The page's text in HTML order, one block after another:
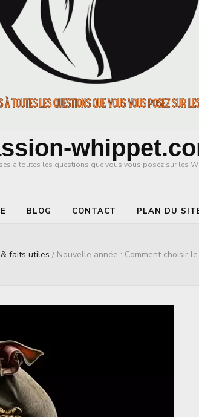
à toutes les questions que vous vous posez sur les
BLOG CONTACT PLAN DU
faits utiles / Nouvelle année : Comment choisir